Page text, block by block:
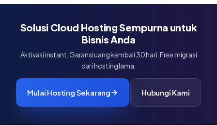
Solusi Cloud Hosting Sempurna untuk
Bisnis Anda
Aktivasi instant. Garansi uang kembali 30 hari. Free migrasi
dari hosting lama.
Mulai Hosting Sekarang Hubungi Kami